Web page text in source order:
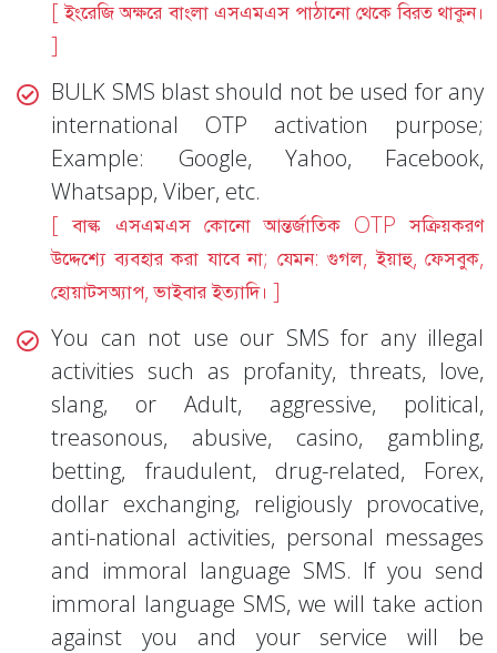
[ ইংরেজি অক্ষরে বাংলা এসএমএস পাঠানো থেকে বিরত থাকুন।
]
BULK SMS blast should not be used for any
international OTP activation purpose;
Example: Google, Yahoo, Facebook,
Whatsapp, Viber, etc.
[ বাল্ক এসএমএস কোনো আন্তর্জাতিক OTP সক্রিয়করণ
উদ্দেশ্যে ব্যবহার করা যাবে না; যেমন: গুগল, ইয়াহু, ফেসবুক,
হোয়াটসঅ্যাপ, ভাইবার ইত্যাদি। ]
You can not use our SMS for any illegal
activities such as profanity, threats, love,
slang, or Adult, aggressive, political,
treasonous, abusive, casino, gambling,
betting, fraudulent, drug-related, Forex,
dollar exchanging, religiously provocative,
anti-national activities, personal messages
and immoral language SMS. If you send
immoral language SMS, we will take action
against you and your service will be